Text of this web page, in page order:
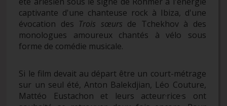
captivante d'une chanteuse rock à Ibiza, d'une
évocation des Trois sœurs de Tchekhov à des
monologues amoureux chantés à vélo sous
forme de comédie musicale.
Si le film devait au départ être un court-métrage
sur un seul été, Anton Balekdjian, Léo Couture,
Mattéo Eustachon et leurs acteur·rice·s ont